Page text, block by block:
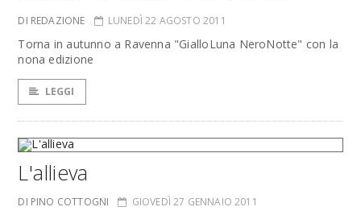
DI REDAZIONE LUNEDÌ 22 AGOSTO 2011
Torna in autunno a Ravenna "GialloLuna NeroNotte" con la
nona edizione
LEGGI
L'allieva
DI PINO COTTOGNI GIOVEDÌ 27 GENNAIO 2011